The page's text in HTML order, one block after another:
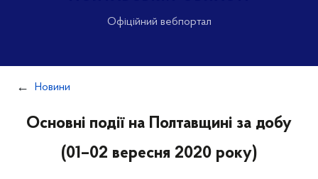
Офіційний вебпортал
Новини
Основні події на Полтавщині за добу
(01–02 вересня 2020 року)